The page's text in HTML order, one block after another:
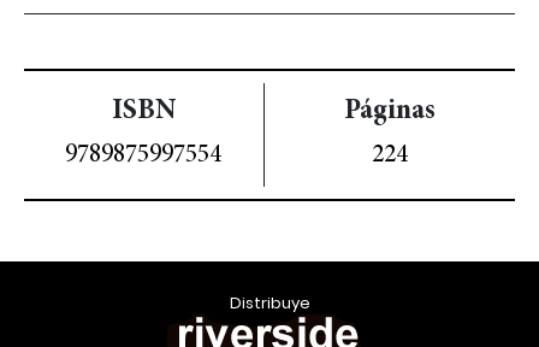
ISBN
9789875997554
Páginas
224
Distribuye